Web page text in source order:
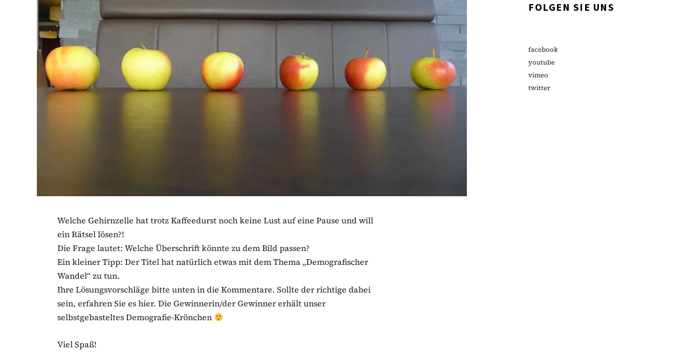
Welche Gehirnzelle hat trotz Kaffeedurst noch keine Lust auf eine Pause und will
ein Rätsel lösen?!
Die Frage lautet: Welche Überschrift könnte zu dem Bild passen?
Ein kleiner Tipp: Der Titel hat natürlich etwas mit dem Thema „Demografischer
Wandel“ zu tun.
Ihre Lösungsvorschläge bitte unten in die Kommentare. Sollte der richtige dabei
sein, erfahren Sie es hier. Die Gewinnerin/der Gewinner erhält unser
selbstgebasteltes Demografie-Krönchen
Viel Spaß!
FOLGEN SIE UNS
facebook
youtube
vimeo
twitter